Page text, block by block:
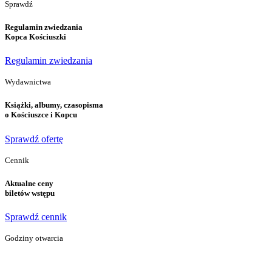
Sprawdź
Regulamin zwiedzania
Kopca Kościuszki
Regulamin zwiedzania
Wydawnictwa
Książki, albumy, czasopisma
o Kościuszce i Kopcu
Sprawdź ofertę
Cennik
Aktualne ceny
biletów wstępu
Sprawdź cennik
Godziny otwarcia